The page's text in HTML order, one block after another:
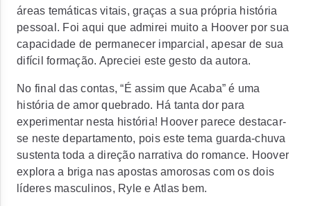
áreas temáticas vitais, graças a sua própria história
pessoal. Foi aqui que admirei muito a Hoover por sua
capacidade de permanecer imparcial, apesar de sua
difícil formação. Apreciei este gesto da autora.
No final das contas, “É assim que Acaba” é uma
história de amor quebrado. Há tanta dor para
experimentar nesta história! Hoover parece destacar-
se neste departamento, pois este tema guarda-chuva
sustenta toda a direção narrativa do romance. Hoover
explora a briga nas apostas amorosas com os dois
líderes masculinos, Ryle e Atlas bem.